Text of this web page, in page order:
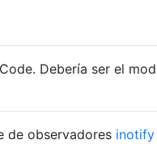
Debería ser el
de observadores inotify